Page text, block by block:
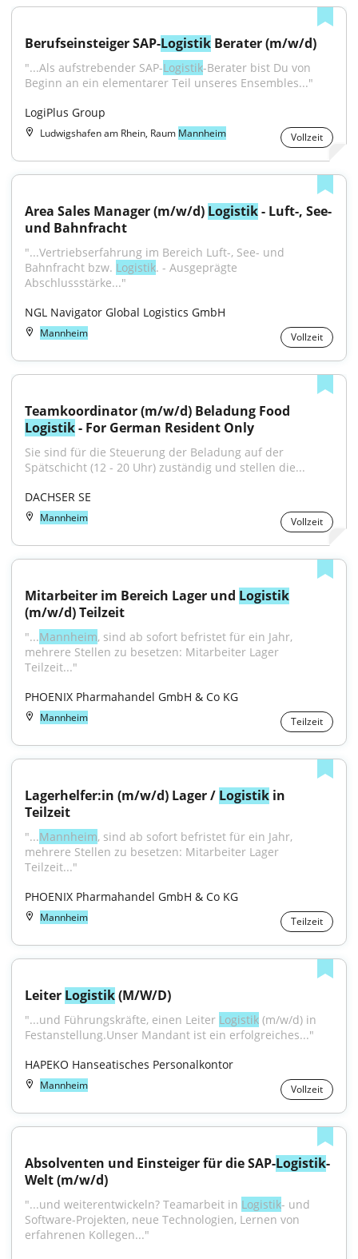
Berufseinsteiger SAP-Logistik Berater (m/w/d)
"...Als aufstrebender SAP-Logistik-Berater bist Du von
Beginn an ein elementarer Teil unseres Ensembles..."
LogiPlus Group
Ludwigshafen am Rhein, Raum Mannheim Vollzeit
Area Sales Manager (m/w/d) Logistik - Luft-, See-
und Bahnfracht
"...Vertriebserfahrung im Bereich Luft-, See- und
Bahnfracht bzw. Logistik. - Ausgeprägte
Abschlussstärke..."
NGL Navigator Global Logistics GmbH
Mannheim Vollzeit
Logistik - For German Resident Only
Sie sind für die Steuerung der Beladung auf der
Spätschicht (12 - 20 Uhr) zuständig und stellen die...
DACHSER SE
Mannheim Vollzeit
Mitarbeiter im Bereich Lager und Logistik
(m/w/d) Teilzeit
"...Mannheim, sind ab sofort befristet für ein Jahr,
mehrere Stellen zu besetzen: Mitarbeiter Lager
Teilzeit..."
PHOENIX Pharmahandel GmbH & Co KG
Mannheim Teilzeit
Lagerhelfer:in (m/w/d) Lager / Logistik in
Teilzeit
"...Mannheim, sind ab sofort befristet für ein Jahr,
mehrere Stellen zu besetzen: Mitarbeiter Lager
Teilzeit..."
PHOENIX Pharmahandel GmbH & Co KG
Mannheim Teilzeit
Leiter Logistik (M/W/D)
"...und Führungskräfte, einen Leiter Logistik (m/w/d) in
Festanstellung.Unser Mandant ist ein erfolgreiches..."
HAPEKO Hanseatisches Personalkontor
Mannheim Vollzeit
Absolventen und Einsteiger für die SAP-Logistik-
Welt (m/w/d)
"...und weiterentwickeln? Teamarbeit in Logistik- und
Software-Projekten, neue Technologien, Lernen von
erfahrenen Kollegen..."